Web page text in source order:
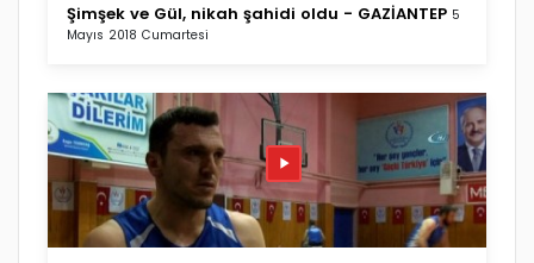
Şimşek ve Gül, nikah şahidi oldu - GAZİANTEP 5
Mayıs 2018 Cumartesi